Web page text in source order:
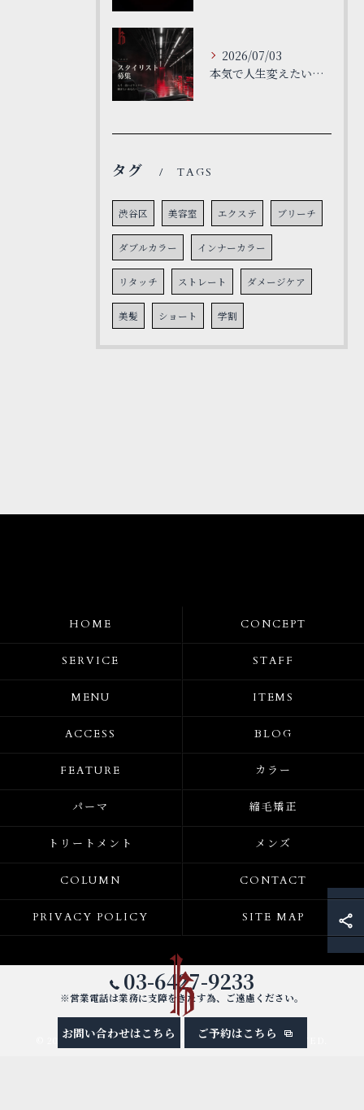
2026/07/03
本気で人生変えたい人だけで大丈夫です。
タグ TAGS
渋谷区 美容室 エクステ ブリーチ
ダブルカラー インナーカラー
リタッチ ストレート ダメージケア
美髪 ショート 学割
03-6427-9233
※営業電話は業務に支障をきたす為、ご遠慮ください。
お問い合わせはこちら ご予約はこちら
HOME CONCEPT
SERVICE STAFF
MENU ITEMS
ACCESS BLOG
FEATURE カラー
パーマ 縮毛矯正
トリートメント メンズ
COLUMN CONTACT
PRIVACY POLICY SITE MAP
© 2026 東京都渋谷区の美容室ならK ALL RIGHTS RESERVED.